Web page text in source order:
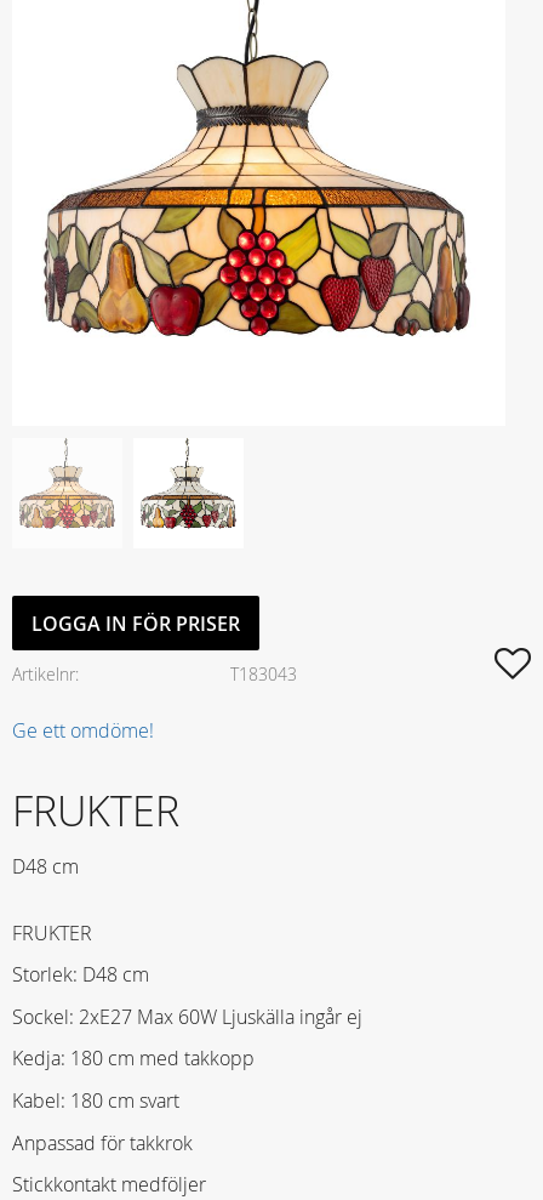
LOGGA IN FÖR PRISER
Artikelnr T183043
Ge ett omdöme!
FRUKTER
D48 cm
FRUKTER
Storlek: D48 cm
Sockel: 2xE27 Max 60W Ljuskälla ingår ej
Kedja: 180 cm med takkopp
Kabel: 180 cm svart
Anpassad för takkrok
Stickkontakt medföljer